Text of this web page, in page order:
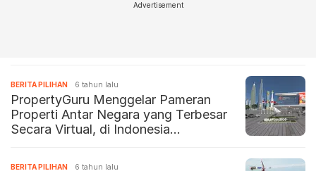
Advertisement
BERITA PILIHAN 6 tahun lalu
PropertyGuru Menggelar Pameran
Properti Antar Negara yang Terbesar
Secara Virtual, di Indonesia
BERITA PILIHAN 6 tahun lalu